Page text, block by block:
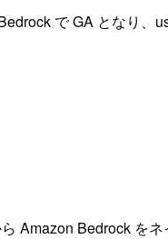
で GA となり、
Amazon Bedrock をネ